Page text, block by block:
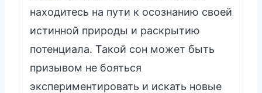
находитесь на пути к осознанию своей
истинной природы и раскрытию
потенциала. Такой сон может быть
призывом не бояться
экспериментировать и искать новые